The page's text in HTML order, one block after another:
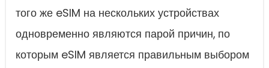
того же eSIM на нескольких устройствах
одновременно являются парой причин, по
которым eSIM является правильным выбором